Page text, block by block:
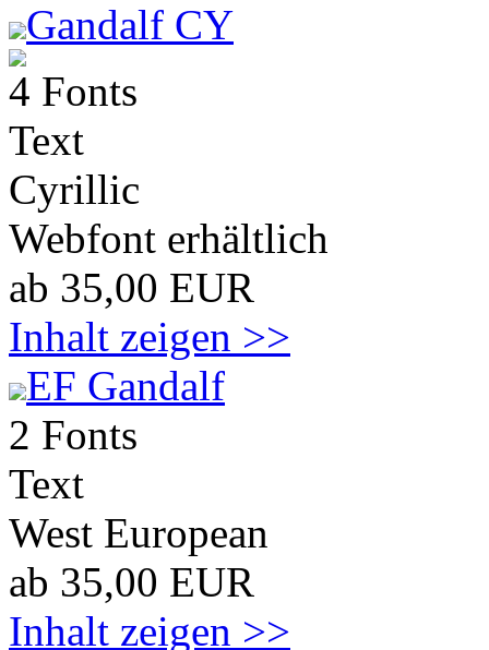
Gandalf CY
4 Fonts
Text
Cyrillic
Webfont erhältlich
ab 35,00 EUR
Inhalt zeigen >>
EF Gandalf
2 Fonts
Text
West European
ab 35,00 EUR
Inhalt zeigen >>